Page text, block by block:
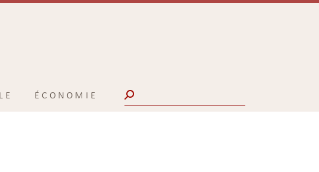
ÉCONOMIE Search: